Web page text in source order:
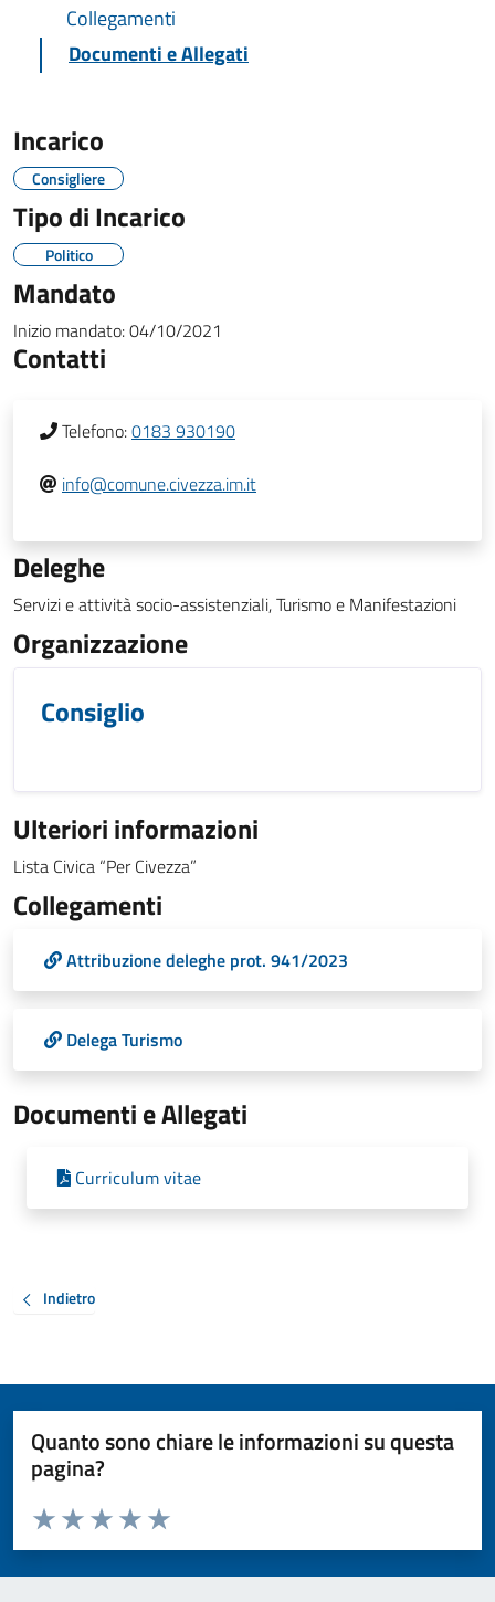
Collegamenti
Documenti e Allegati
Incarico
Consigliere
Tipo di Incarico
Politico
Mandato
Inizio mandato:04/10/2021
Contatti
Telefono:0183 930190
info@comune.civezza.im.it
Deleghe
Servizi e attività socio-assistenziali, Turismo e Manifestazioni
Organizzazione
Consiglio
Ulteriori informazioni
Lista Civica “Per Civezza”
Collegamenti
Attribuzione deleghe prot. 941/2023
Delega Turismo
Documenti e Allegati
Curriculum vitae
Indietro
Quanto sono chiare le informazioni su questa
pagina?
Valuta da 1 a 5 stelle la pagina
Valuta 5 stelle su 5
Valuta 4 stelle su 5
Valuta 3 stelle su 5
Valuta 2 stelle su 5
Valuta 1 stelle su 5